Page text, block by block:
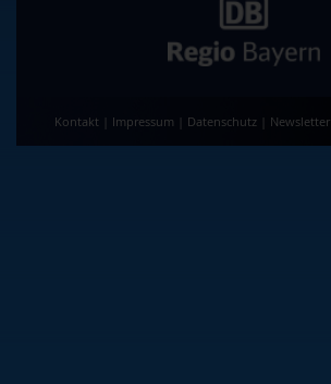
Kontakt Impressum Datenschutz Newsletter